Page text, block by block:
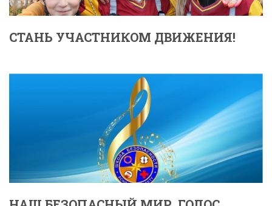
СТАНЬ УЧАСТНИКОМ ДВИЖЕНИЯ!